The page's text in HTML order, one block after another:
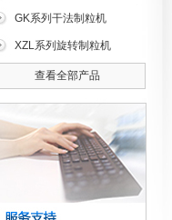
GK系列干法制粒机
XZL系列旋转制粒机
查看全部产品